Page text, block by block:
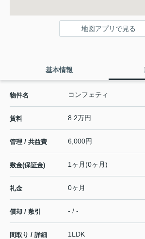
地図アプリで見る
基本情報
物件名 コンフェティ
賃料 8.2万円
管理 / 共益費 6,000円
敷金(保証金) 1ヶ月(0ヶ月)
礼金 0ヶ月
償却 / 敷引 - / -
間取り / 詳細
1LDK